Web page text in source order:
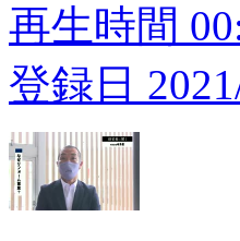
再生時間
登録日